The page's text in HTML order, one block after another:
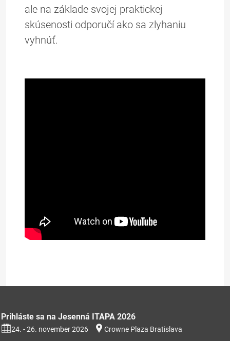
ale na základe svojej praktickej
skúsenosti odporučí ako sa zlyhaniu
vyhnúť.
Prezentácia na stiahnutie (353kB)
Prihláste sa na Jesenná ITAPA 2026
24. - 26. november 2026 Crowne Plaza Bratislava